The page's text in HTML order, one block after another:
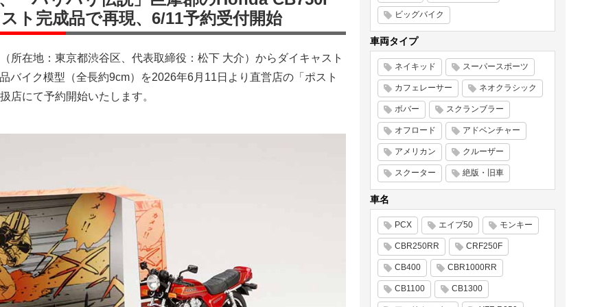
ト完成品で再現、6/11予約受付開始
所在地：東京都渋谷区、代表取締役：松下 大介）からダイキャスト
バイク模型（全長約9cm）を2026年6月11日より直営店の「ポスト
店にて予約開始いたします。
ビッグバイク
車両タイプ
ネイキッド スーパースポーツ
カフェレーサー ネオクラシック
ボバー スクランブラー
オフロード アドベンチャー
アメリカン クルーザー
スクーター 絶版・旧車
車名
PCX エイプ50 モンキー
CBR250RR CRF250F
CB400 CBR1000RR
CB1100 CB1300